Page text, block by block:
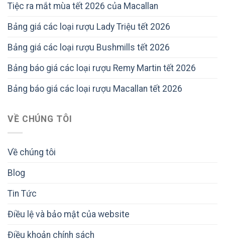
Tiệc ra mắt mùa tết 2026 của Macallan
Bảng giá các loại rượu Lady Triệu tết 2026
Bảng giá các loại rượu Bushmills tết 2026
Bảng báo giá các loại rượu Remy Martin tết 2026
Bảng báo giá các loại rượu Macallan tết 2026
VỀ CHÚNG TÔI
Về chúng tôi
Blog
Tin Tức
Điều lệ và bảo mật của website
Điều khoản chính sách